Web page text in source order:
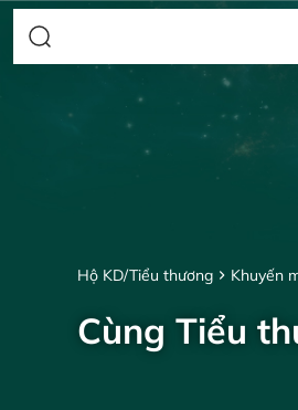
Hộ KD/Tiểu thương Khuyến
Cùng Tiểu